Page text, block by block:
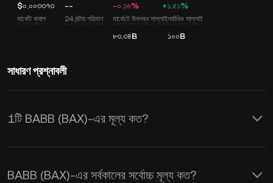
$০.০০৩৩৭৩ -- -০.১৬% +১.৫১%
মার্কেট ক্যাপ 24 ঘন্টায় পরিমাণ মার্কেটে উপলব্ধ সাপ্লাই
৮৩.৩৪B
সর্বাধিক সাপ্লাই
১০০B
সাধারণ প্রশ্নাবলী
1টি BABB (BAX)-এর মূল্য কত?
KuCoin, BABB (BAX)-এর জন্য রিয়েল-টাইম
USD মূল্য আপডেট প্রদান করে। BABB-এর মূল্য
BABB (BAX)-এর সর্বকালের সর্বোচ্চ মূল্য কত?